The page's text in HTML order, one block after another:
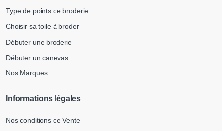
Type de points de broderie
Choisir sa toile à broder
Débuter une broderie
Débuter un canevas
Nos Marques
Informations légales
Nos conditions de Vente